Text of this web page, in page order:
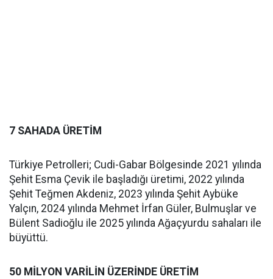
7 SAHADA ÜRETİM
Türkiye Petrolleri; Cudi-Gabar Bölgesinde 2021 yılında
Şehit Esma Çevik ile başladığı üretimi, 2022 yılında
Şehit Teğmen Akdeniz, 2023 yılında Şehit Aybüke
Yalçın, 2024 yılında Mehmet İrfan Güler, Bulmuşlar ve
Bülent Sadioğlu ile 2025 yılında Ağaçyurdu sahaları ile
büyüttü.
50 MİLYON VARİLİN ÜZERİNDE ÜRETİM